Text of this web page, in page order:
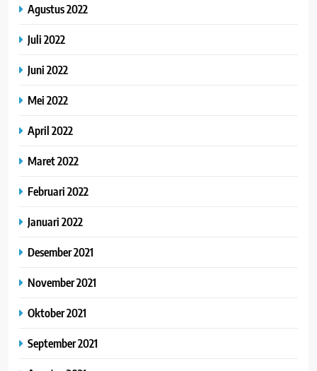
Agustus 2022
Juli 2022
Juni 2022
Mei 2022
April 2022
Maret 2022
Februari 2022
Januari 2022
Desember 2021
November 2021
Oktober 2021
September 2021